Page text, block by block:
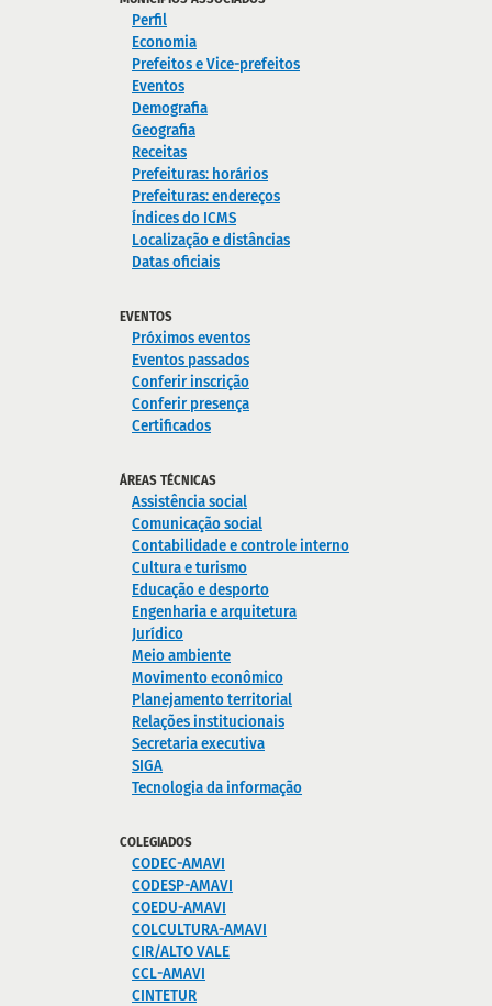
Perfil
Economia
Prefeitos e Vice-prefeitos
Eventos
Demografia
Geografia
Receitas
Prefeituras: horários
Prefeituras: endereços
Índices do ICMS
Localização e distâncias
Datas oficiais
EVENTOS
Próximos eventos
Eventos passados
Conferir inscrição
Conferir presença
Certificados
ÁREAS TÉCNICAS
Assistência social
Comunicação social
Contabilidade e controle interno
Cultura e turismo
Educação e desporto
Engenharia e arquitetura
Jurídico
Meio ambiente
Movimento econômico
Planejamento territorial
Relações institucionais
Secretaria executiva
SIGA
Tecnologia da informação
COLEGIADOS
CODEC-AMAVI
CODESP-AMAVI
COEDU-AMAVI
COLCULTURA-AMAVI
CIR/ALTO VALE
CCL-AMAVI
CINTETUR